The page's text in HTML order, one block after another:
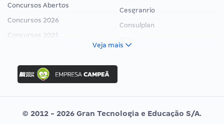
Concursos Abertos
Concursos 2026
Concursos 2025
Concurso Ibama
Concurso MPU
Editais publicados
Cesgranrio
Consulplan
Vunesp
Veja mais
© 2012 - 2026 Gran Tecnologia e Educação S/A.